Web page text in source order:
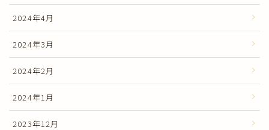
2024年4月
2024年3月
2024年2月
2024年1月
2023年12月